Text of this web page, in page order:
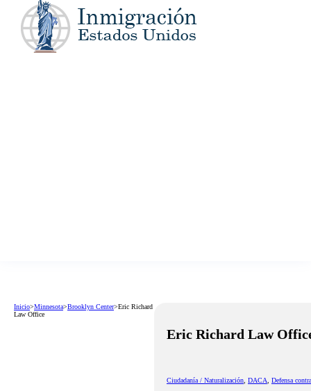
Inicio>Minnesota>Brooklyn Center>Eric Richard
Law Office
Eric Richard Law
Ciudadanía / Naturalización, DACA, Defensa